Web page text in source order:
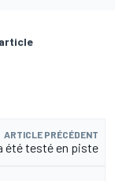
ARTICLE PRÉCÉDENT
été testé en piste